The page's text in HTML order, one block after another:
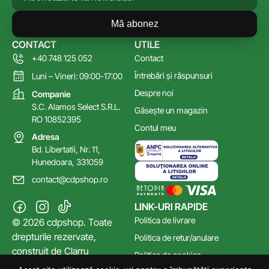
Mă abonez
LINK-URI RAPIDE
Politica de livrare
Politica de retur/anulare
Politica de cookies
UTILE
Contact
Întrebări și răspunsuri
Despre noi
Găsește un magazin
Contul meu
CONTACT
+40 748 125 052
Luni – Vineri: 09:00-17:00
Companie
S.C. Alamos Select S.R.L.
RO 10852395
Adresa
Bd. Libertatii, Nr. 11,
Hunedoara, 331059
contact@cdpshop.ro
© 2026 cdpshop. Toate
drepturile rezervate,
construit de Clarru